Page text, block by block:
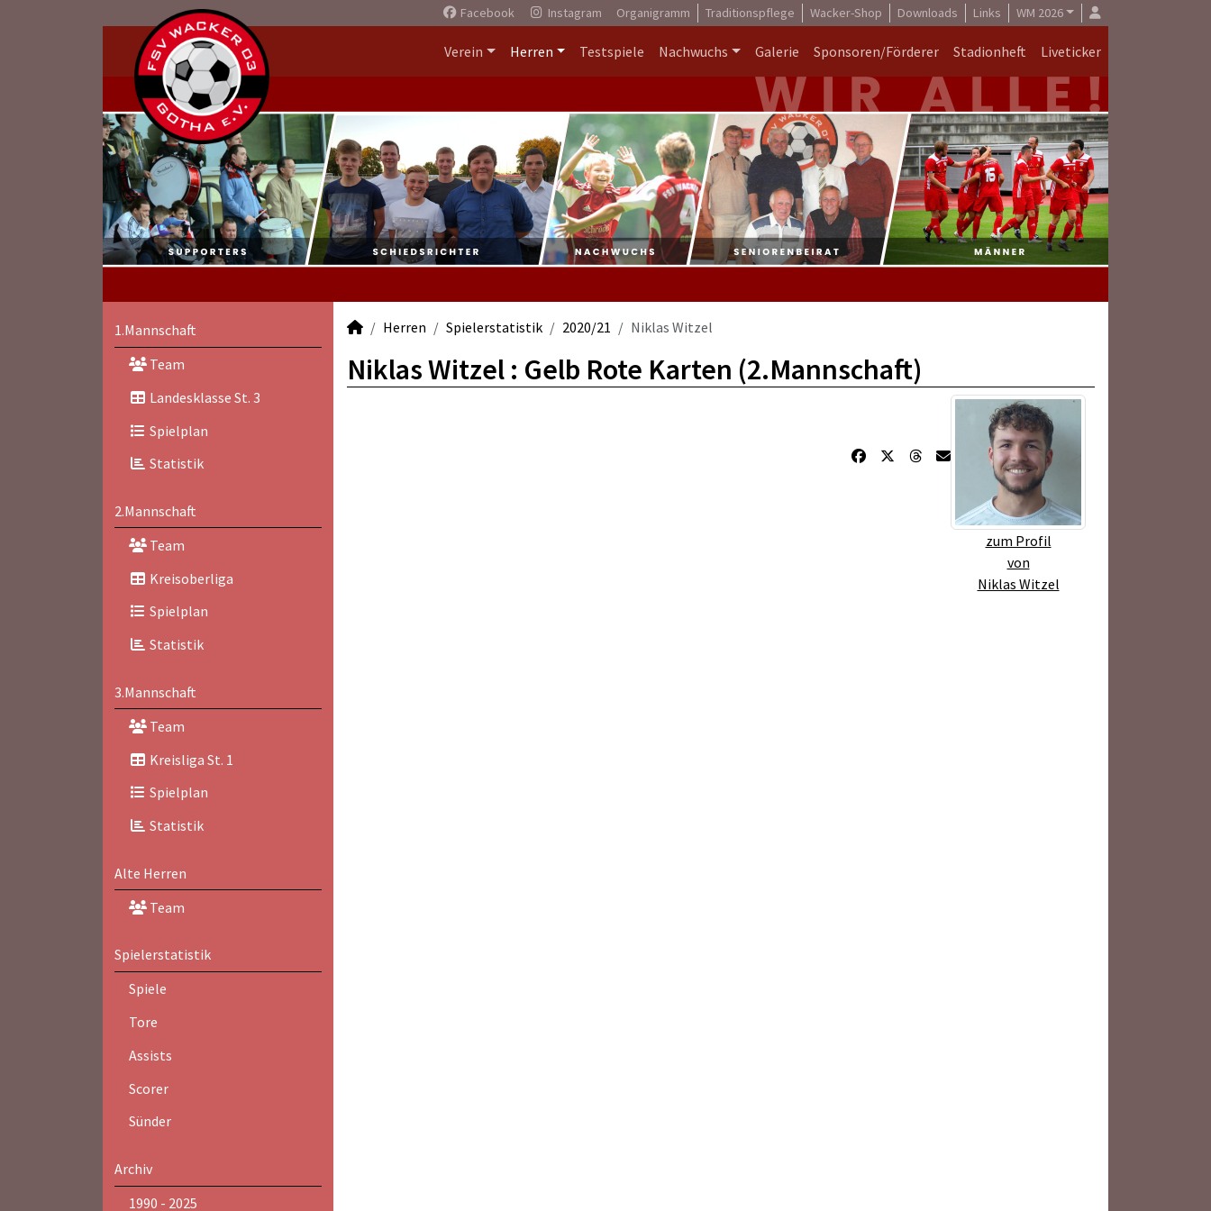
Facebook Instagram Organigramm Traditionspflege Wacker-Shop Downloads Links WM 2026
Verein Herren Testspiele Nachwuchs Galerie Sponsoren/Förderer Stadionheft Liveticker
1.Mannschaft
Team
Landesklasse St. 3
Spielplan
Statistik
2.Mannschaft
Team
Kreisoberliga
Spielplan
Statistik
3.Mannschaft
Team
Kreisliga St. 1
Spielplan
Statistik
Alte Herren
Team
Spielerstatistik
Spiele
Tore
Assists
Scorer
Sünder
Archiv
1990 - 2025
Herren Spielerstatistik 2020/21 Niklas Witzel
Niklas Witzel : Gelb Rote Karten (2.Mannschaft)
zum Profil
von
Niklas Witzel